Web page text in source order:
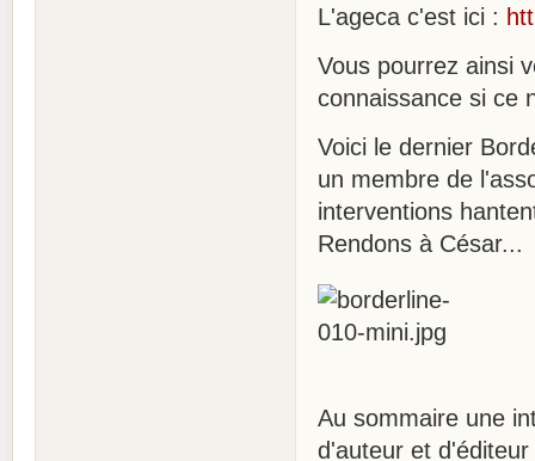
L'ageca c'est ici :
Vous pourrez ainsi
connaissance si ce
Voici le dernier
un membre de
interventions
Rendons à César...
Au sommaire une
d'auteur et